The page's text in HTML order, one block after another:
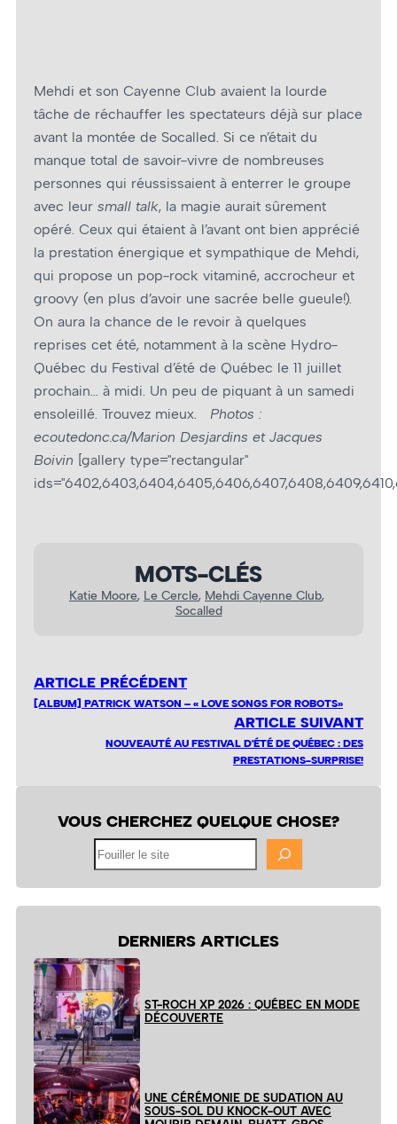
Mehdi et son Cayenne Club avaient la lourde
tâche de réchauffer les spectateurs déjà sur place
avant la montée de Socalled. Si ce n’était du
manque total de savoir-vivre de nombreuses
personnes qui réussissaient à enterrer le groupe
avec leur small talk, la magie aurait sûrement
opéré. Ceux qui étaient à l’avant ont bien apprécié
la prestation énergique et sympathique de Mehdi,
qui propose un pop-rock vitaminé, accrocheur et
groovy (en plus d’avoir une sacrée belle gueule!).
On aura la chance de le revoir à quelques
reprises cet été, notamment à la scène Hydro-
Québec du Festival d’été de Québec le 11 juillet
prochain… à midi. Un peu de piquant à un samedi
ensoleillé. Trouvez mieux. Photos :
ecoutedonc.ca/Marion Desjardins et Jacques
Boivin [gallery type="rectangular"
MOTS-CLÉS
Katie Moore, Le Cercle, Mehdi Cayenne Club
Socalled
ARTICLE PRÉCÉDENT
[ALBUM] PATRICK WATSON – « LOVE SONGS FOR ROBOTS»
ARTICLE SUIVANT
NOUVEAUTÉ AU FESTIVAL D'ÉTÉ DE QUÉBEC : DES
PRESTATIONS-SURPRISE!
VOUS CHERCHEZ QUELQUE CHOSE?
DERNIERS ARTICLES
ST-ROCH XP 2026 : QUÉBEC EN MODE
DÉCOUVERTE
UNE CÉRÉMONIE DE SUDATION AU
SOUS-SOL DU KNOCK-OUT AVEC